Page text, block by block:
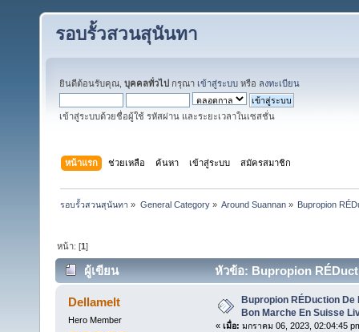
รอบรั้วสวนสุนันทา
ยินดีต้อนรับคุณ, บุคคลทั่วไป กรุณา เข้าสู่ระบบ หรือ ลงทะเบียน
เข้าสู่ระบบด้วยชื่อผู้ใช้ รหัสผ่าน และระยะเวลาในเซสชั่น
หน้าแรก ช่วยเหลือ ค้นหา เข้าสู่ระบบ สมัครสมาชิก
รอบรั้วสวนสุนันทา » General Category» Around Suannan» Bupropion
หน้า: [1]
ผู้เขียน
หัวข้อ: Bupropion
Express. (อ่าน 119 ครั้ง)
Dellamelt
Hero Member
Bupropion RÉDuction
Bon Marche En Suisse
« เมื่อ: มกราคม 06, 2023, 02:04:45